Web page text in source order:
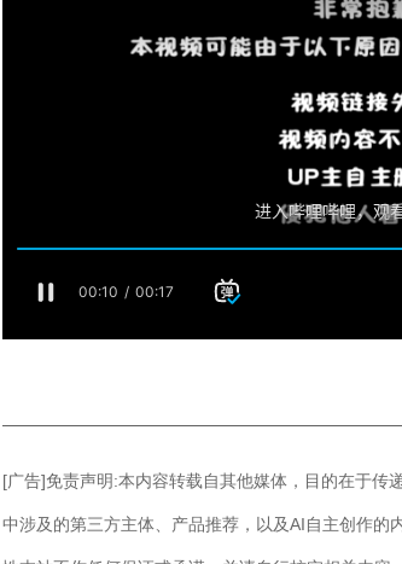
[广告]免责声明:本内容转载自其他媒体，目的在于传
中涉及的第三方主体、产品推荐，以及AI自主创作